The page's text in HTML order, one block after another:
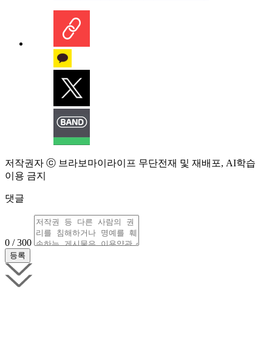
저작권자 ⓒ 브라보마이라이프 무단전재 및 재배포, AI학습
이용 금지
댓글
0 / 300